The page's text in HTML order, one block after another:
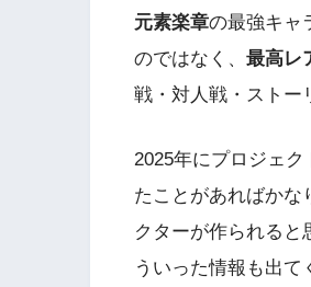
元素楽章の最強キャ
のではなく、 最高レ
戦・対人戦・ストー
2025年にプロジェ
たことがあればかな
クターが作られると
ういった情報も出